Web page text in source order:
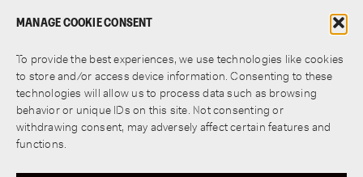
MANAGE COOKIE CONSENT
To provide the best experiences, we use technologies like cookies
to store and/or access device information. Consenting to these
technologies will allow us to process data such as browsing
behavior or unique IDs on this site. Not consenting or
withdrawing consent, may adversely affect certain features and
functions.